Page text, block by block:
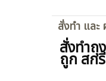
สั่งทำ และ
สั่งทำถุ
ถูก สก